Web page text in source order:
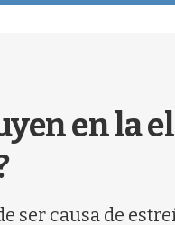
en la
ser causa de